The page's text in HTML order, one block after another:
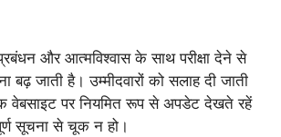
और आत्मविश्वास के साथ परीक्षा देने से
बढ़ जाती है। उम्मीदवारों को सलाह दी जाती
वेबसाइट पर नियमित रूप से अपडेट देखते रहें
सूचना से चूक न हो।